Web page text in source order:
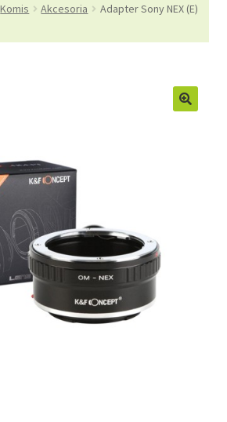
Komis Akcesoria
Adapter Sony NEX (E)